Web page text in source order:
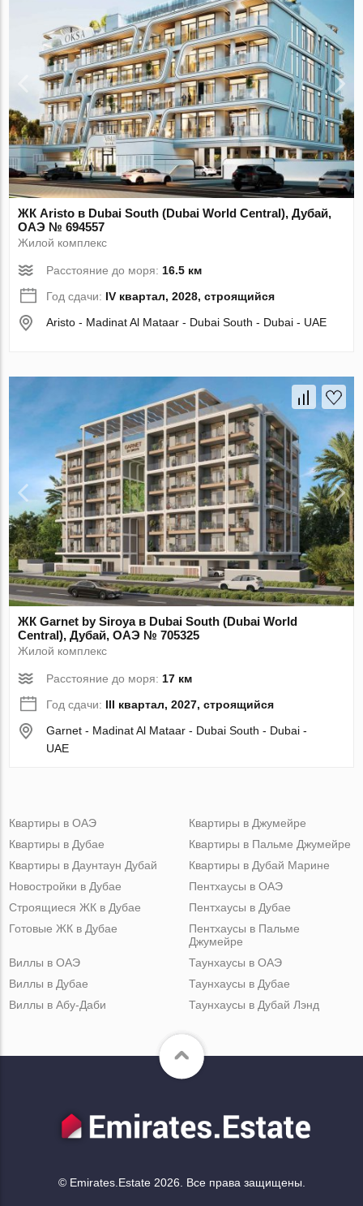
ЖК Aristo в Dubai South (Dubai World Central), Дубай,
ОАЭ № 694557
Жилой комплекс
Расстояние до моря: 16.5 км
Год сдачи: IV квартал, 2028, строящийся
Aristo - Madinat Al Mataar - Dubai South - Dubai - UAE
ЖК Garnet by Siroya в Dubai South (Dubai World
Central), Дубай, ОАЭ № 705325
Жилой комплекс
Расстояние до моря:17 км
Год сдачи: III квартал, 2027, строящийся
Garnet - Madinat Al Mataar - Dubai South - Dubai -
UAE
Квартиры в ОАЭ
Квартиры в Дубае
Квартиры в Даунтаун Дубай
Квартиры в Джумейре
Квартиры в Пальме Джумейре
Квартиры в Дубай Марине
Новостройки в Дубае
Строящиеся ЖК в Дубае
Готовые ЖК в Дубае
Пентхаусы в ОАЭ
Пентхаусы в Дубае
Пентхаусы в Пальме
Джумейре
Виллы в ОАЭ
Виллы в Дубае
Виллы в Абу-Даби
Таунхаусы в ОАЭ
Таунхаусы в Дубае
Таунхаусы в Дубай Лэнд
© Emirates.Estate 2026. Все права защищены.